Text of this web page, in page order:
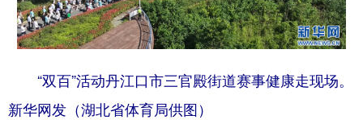
“双百”活动丹江口市三官殿街道赛事健康走现场。
新华网发（湖北省体育局供图）